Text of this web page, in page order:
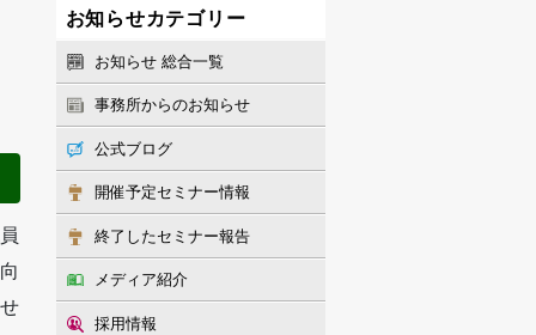
お知らせカテゴリー
お知らせ 総合一覧
事務所からのお知らせ
公式ブログ
開催予定セミナー情報
終了したセミナー報告
メディア紹介
採用情報